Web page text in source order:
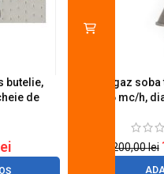
butelie,
de
lei
Arzator gaz
0.6 mc/h,
200,00lei